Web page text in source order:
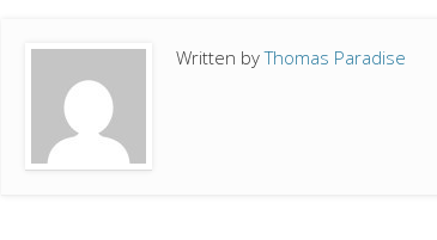
Written byThomas Paradise